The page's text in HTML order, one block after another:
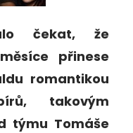
čekat, že
přinese
romantikou
takovým
týmu Tomáše